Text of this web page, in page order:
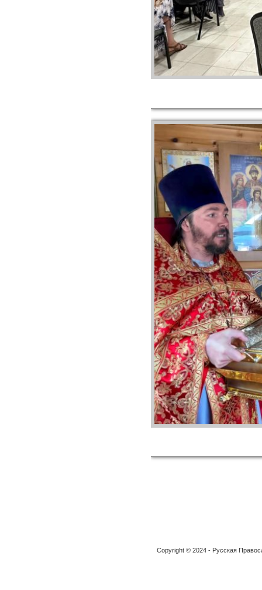
Copyright © 2024 - Русская